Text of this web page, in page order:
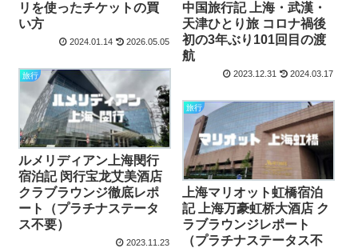
リを使ったチケットの買
い方
2024.01.14 2026.05.05
中国旅行記 上海・武漢・
天津ひとり旅 コロナ禍後
初の3年ぶり101回目の渡
航
2023.12.31 2024.03.17
旅行
ルメリディアン上海閔行
宿泊記 闵行宝龙艾美酒店
クラブラウンジ徹底レポ
ート（プラチナステータ
ス不要）
2023.11.23
旅行
上海マリオット虹橋宿泊
記 上海万豪虹桥大酒店 ク
ラブラウンジレポート
（プラチナステータス不